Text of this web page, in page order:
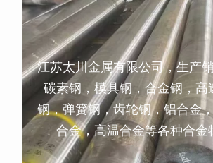
江苏太川金属有限公司，生产
碳素钢，模具钢，合金钢，高
钢，弹簧钢，齿轮钢，铝合金
合金，高温合金等各种合金